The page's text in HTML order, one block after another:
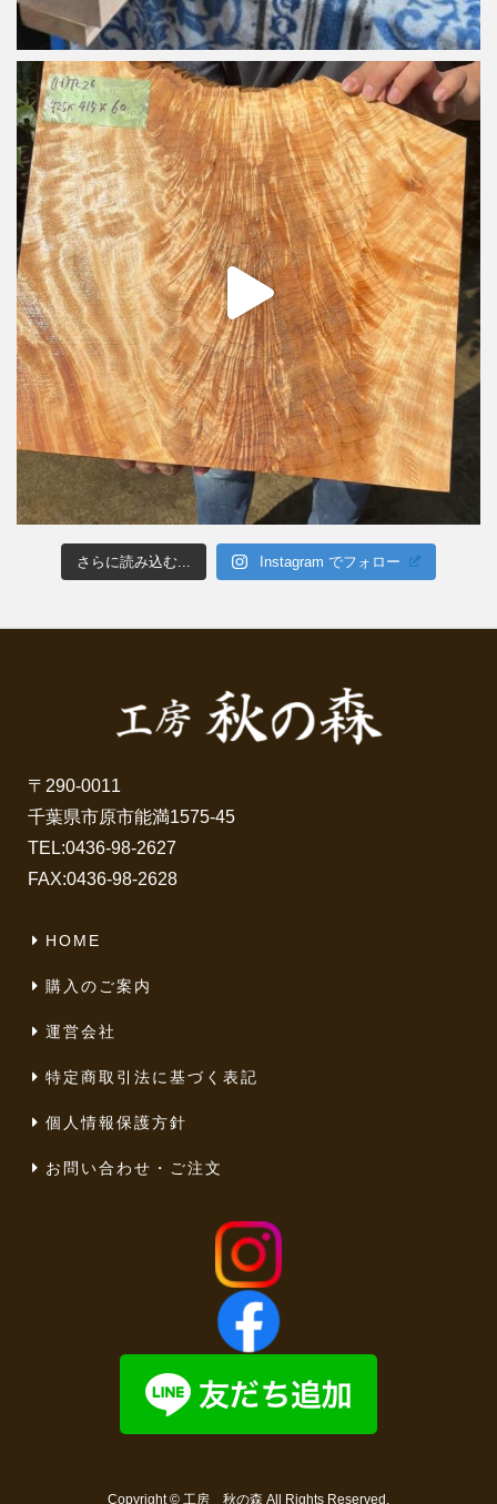
さらに読み込む... Instagram でフォロー
〒290-0011
千葉県市原市能満1575-45
TEL:0436-98-2627
FAX:0436-98-2628
HOME
購入のご案内
運営会社
特定商取引法に基づく表記
個人情報保護方針
お問い合わせ・ご注文
Copyright © 工房 秋の森 All Rights Reserved.